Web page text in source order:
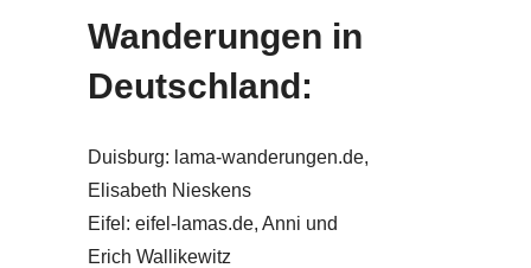
Wanderungen in
Deutschland:
Duisburg: lama-wanderungen.de,
Elisabeth Nieskens
Eifel: eifel-lamas.de, Anni und
Erich Wallikewitz